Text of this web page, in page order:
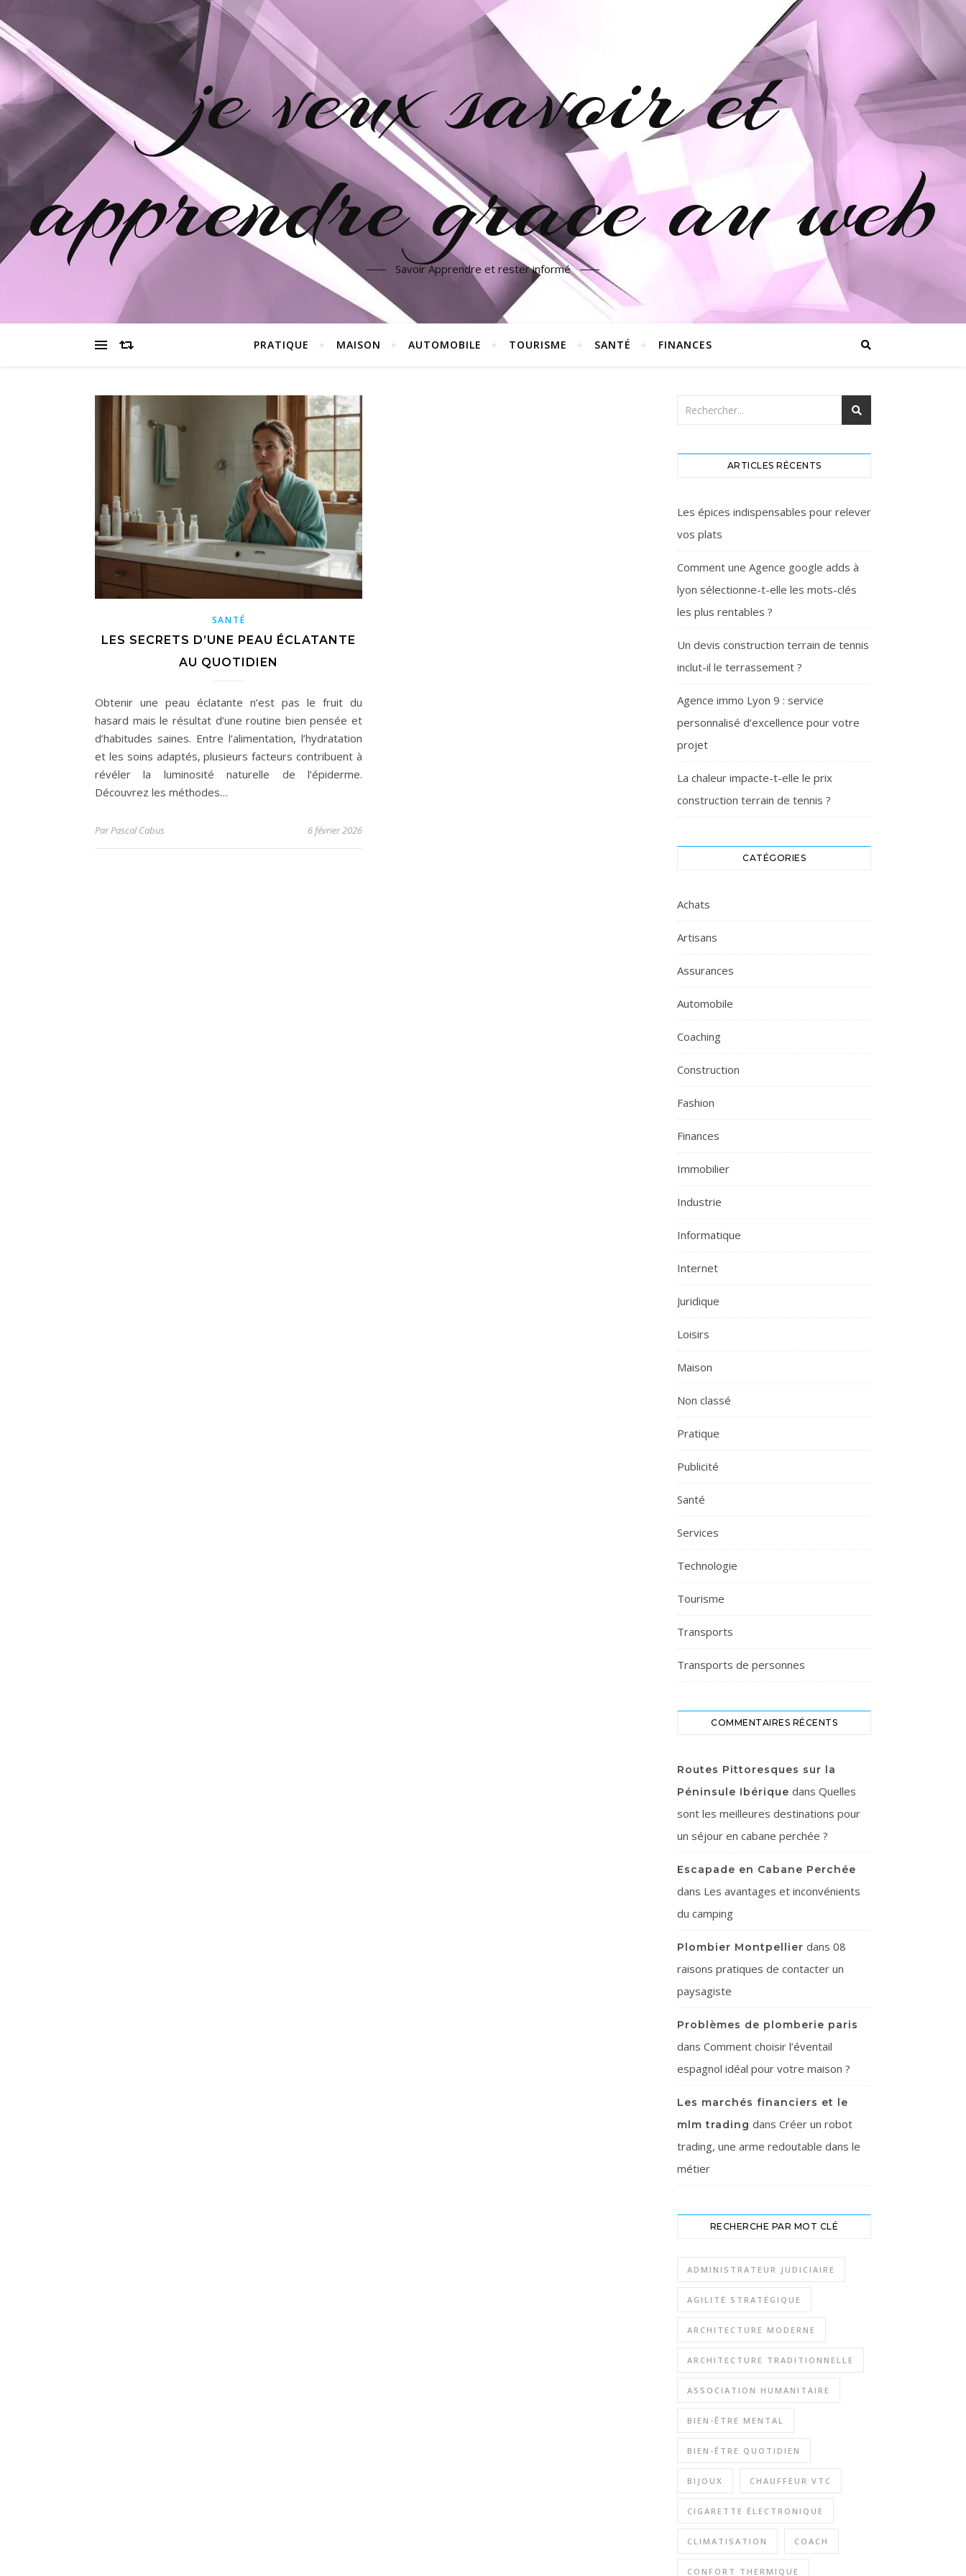
je veux savoir et
apprendre grace au web
Savoir Apprendre et rester informé
PRATIQUE MAISON AUTOMOBILE TOURISME SANTÉ FINANCES
SANTÉ
LES SECRETS D’UNE PEAU ÉCLATANTE
AU QUOTIDIEN
Obtenir une peau éclatante n’est pas le fruit du
hasard mais le résultat d’une routine bien pensée et
d’habitudes saines. Entre l’alimentation, l’hydratation
et les soins adaptés, plusieurs facteurs contribuent à
révéler la luminosité naturelle de l’épiderme.
Découvrez les méthodes…
ParPascal Cabus 6 février 2026
ARTICLES RÉCENTS
Les épices indispensables pour relever
vos plats
Comment une Agence google adds à
lyon sélectionne-t-elle les mots-clés
les plus rentables ?
Un devis construction terrain de tennis
inclut-il le terrassement ?
Agence immo Lyon 9 : service
personnalisé d’excellence pour votre
projet
La chaleur impacte-t-elle le prix
construction terrain de tennis ?
CATÉGORIES
Achats
Artisans
Assurances
Automobile
Coaching
Construction
Fashion
Finances
Immobilier
Industrie
Informatique
Internet
Juridique
Loisirs
Maison
Non classé
Pratique
Publicité
Santé
Services
Technologie
Tourisme
Transports
Transports de personnes
COMMENTAIRES RÉCENTS
Routes Pittoresques sur la
Péninsule Ibérique dans Quelles
sont les meilleures destinations pour
un séjour en cabane perchée ?
Escapade en Cabane Perchée
dans Les avantages et inconvénients
du camping
Plombier Montpellier dans 08
raisons pratiques de contacter un
paysagiste
Problèmes de plomberie paris
dans Comment choisir l’éventail
espagnol idéal pour votre maison ?
Les marchés financiers et le
mlm trading dans Créer un robot
trading, une arme redoutable dans le
métier
RECHERCHE PAR MOT CLÉ
ADMINISTRATEUR JUDICIAIRE
AGILITÉ STRATÉGIQUE
ARCHITECTURE MODERNE
ARCHITECTURE TRADITIONNELLE
ASSOCIATION HUMANITAIRE
BIEN-ÊTRE MENTAL
BIEN-ÊTRE QUOTIDIEN
BIJOUX CHAUFFEUR VTC
CIGARETTE ÉLECTRONIQUE
CLIMATISATION COACH
CONFORT THERMIQUE